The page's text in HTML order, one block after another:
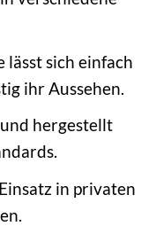
lässt sich einfach
ihr Aussehen.
hergestellt
in privaten